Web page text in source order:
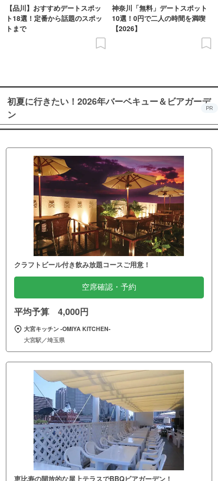
【品川】おすすめデートスポッ
ト18選！定番から話題のスポッ
トまで
神奈川「無料」デートスポット
10選！0円で二人の時間を満喫
【2026】
初夏に行きたい！2026年バーベキュー＆ビアガーデ
ン
PR
クラフトビール付き飲み放題コースご用意！
空席確認・予約
平均予算 4,000円
大宮キッチン ‐OMIYA KITCHEN‐
大宮駅／埼玉県
恵比寿の開放的な屋上テラスでBBQビアガーデン！